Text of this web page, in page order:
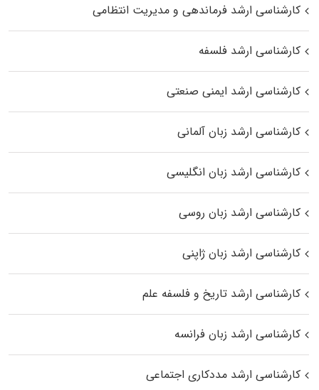
کارشناسی ارشد فرماندهی و مدیریت انتظامی
کارشناسی ارشد فلسفه
کارشناسی ارشد ایمنی صنعتی
کارشناسی ارشد زبان آلمانی
کارشناسی ارشد زبان انگلیسی
کارشناسی ارشد زبان روسی
کارشناسی ارشد زبان ژاپنی
کارشناسی ارشد تاریخ و فلسفه علم
کارشناسی ارشد زبان فرانسه
کارشناسی ارشد مددکاری اجتماعی